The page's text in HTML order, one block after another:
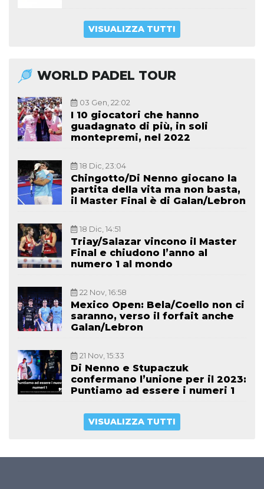
VISUALIZZA TUTTI
WORLD PADEL TOUR
03 Gen, 22:02
I 10 giocatori che hanno
guadagnato di più, in soli
montepremi, nel 2022
18 Dic, 23:04
Chingotto/Di Nenno giocano la
partita della vita ma non basta,
il Master Final è di Galan/Lebron
18 Dic, 14:51
Triay/Salazar vincono il Master
Final e chiudono l’anno al
numero 1 al mondo
22 Nov, 16:58
Mexico Open: Bela/Coello non ci
saranno, verso il forfait anche
Galan/Lebron
21 Nov, 15:33
Di Nenno e Stupaczuk
confermano l’unione per il 2023:
Puntiamo ad essere i numeri 1
VISUALIZZA TUTTI